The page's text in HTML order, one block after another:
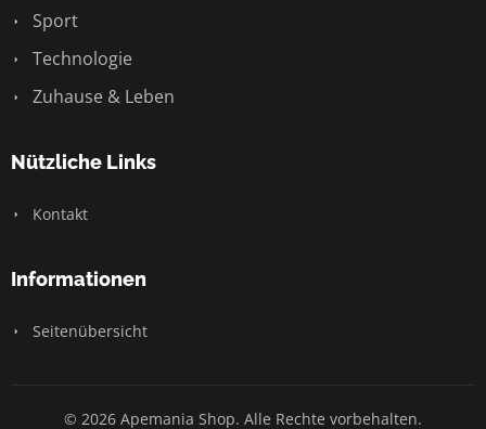
Sport
Technologie
Zuhause & Leben
Nützliche Links
Kontakt
Informationen
Seitenübersicht
© 2026 Apemania Shop. Alle Rechte vorbehalten.